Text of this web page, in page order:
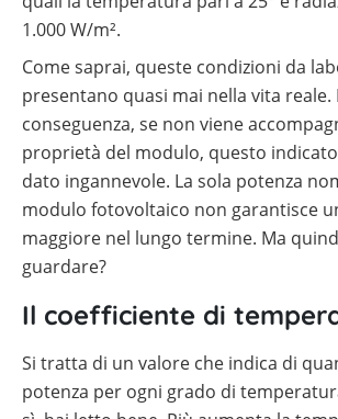
su
materiale
1.000 W/m².
Come saprai, queste condizioni da
presentano quasi mai nella vita reale.
conseguenza, se non viene
proprietà del modulo, questo
dato ingannevole. La sola potenza
modulo fotovoltaico non garantisce
maggiore nel lungo termine. Ma
guardare?
Il coefficiente di
Si tratta di un valore che indica di
potenza per ogni grado di